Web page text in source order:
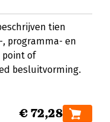
tien
, programma- en
point of
besluitvorming.
€ 72,28